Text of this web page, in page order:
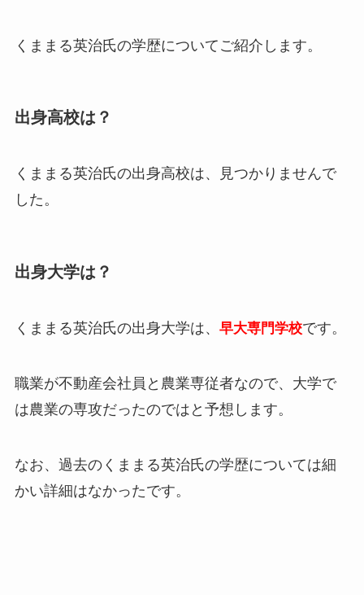
くままる英治氏の学歴についてご紹介します。
出身高校は？
くままる英治氏の出身高校は、
見つかりませんで
した。
出身大学は？
くままる英治氏の出身大学は、 早大専門学校です。
職業が不動産会社員と農業専従者なので、大学で
は農業の専攻だったのではと予想します。
なお、過去のくままる英治氏の学歴については細
かい詳細はなかったです。